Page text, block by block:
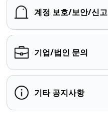
계정 보호/보안/신고
기업/법인 문의
기타 공지사항